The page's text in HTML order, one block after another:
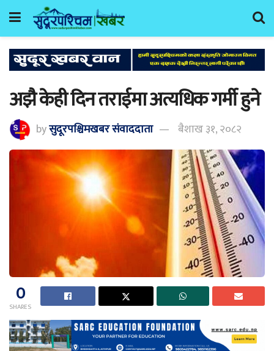
अझै केही दिन तराईमा अत्यधिक गर्मी हुने
byसुदूरपश्चिमखबर संंवाददाता बैशाख ३१, २०८२
0
SHARES